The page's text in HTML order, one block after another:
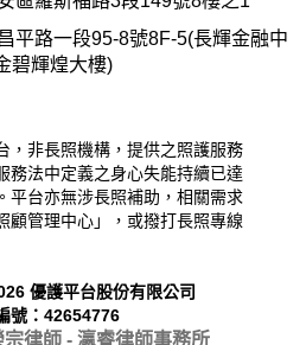
平路一段95-8號8F-5(長輝金融中
碧輝煌大樓)
，非長照機構，提供之照護服務
務法中定義之身心失能持續已達
平台亦無涉長照補助，相關需求
顧管理中心」，或撥打長照專線
優護平台股份有限公司
號：42654776
律師 - 瀛睿律師事務所